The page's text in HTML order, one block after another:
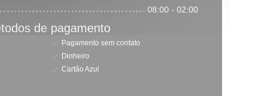
08:00 - 02:00
de pagamento
Pagamento sem contato
Dinheiro
Cartão Azul